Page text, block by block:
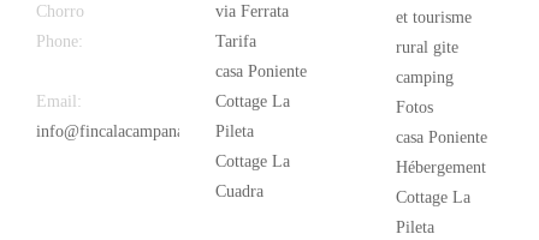
Chorro
Phone:
Email:
info@fincalacampana.com
via Ferrata
Tarifa
casa Poniente
Cottage La
Pileta
Cottage La
Cuadra
et tourisme
rural gite
camping
Fotos
casa Poniente
Hébergement
Cottage La
Pileta